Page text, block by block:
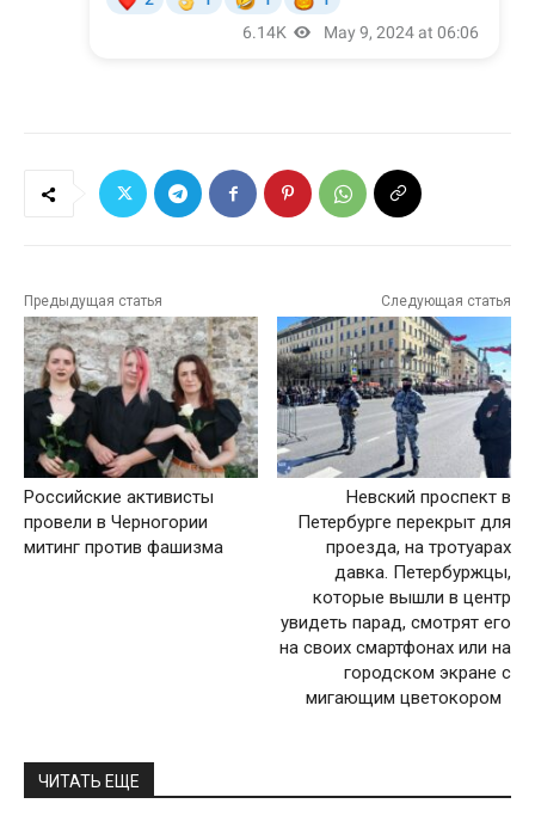
Предыдущая статья
Российские активисты
провели в Черногории
митинг против фашизма
Следующая статья
Невский проспект в
Петербурге перекрыт для
проезда, на тротуарах
давка. Петербуржцы,
которые вышли в центр
увидеть парад, смотрят его
на своих смартфонах или на
городском экране с
мигающим цветокором
ЧИТАТЬ ЕЩЕ